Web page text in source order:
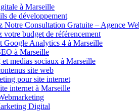
à Marseille
de développement
Notre Consultation Gratuite – Agence
votre budget de référencement
Google Analytics 4 à Marseille
à Marseille
medias sociaux à Marseille
site web
pour site internet
internet à Marseille
Digital